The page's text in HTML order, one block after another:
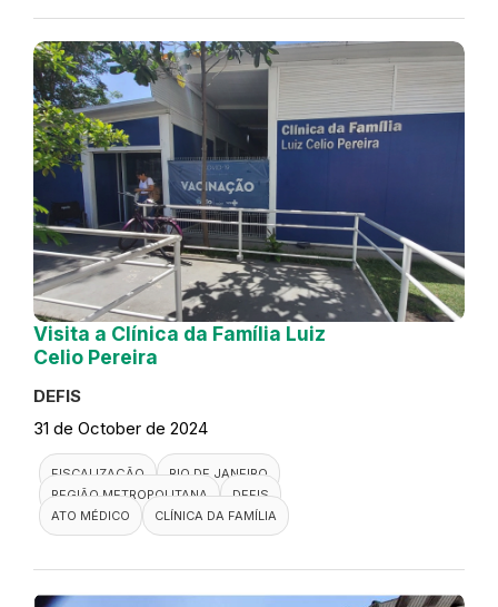
Visita a Clínica da Família Luiz
Celio Pereira
DEFIS
31 de October de 2024
FISCALIZAÇÃO
RIO DE JANEIRO
REGIÃO METROPOLITANA
DEFIS
ATO MÉDICO
CLÍNICA DA FAMÍLIA